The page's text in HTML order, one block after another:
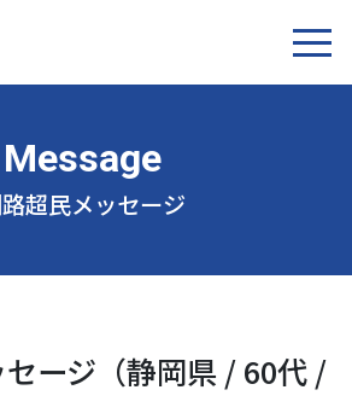
超民メッセージ
ージ（静岡県 / 60代 /